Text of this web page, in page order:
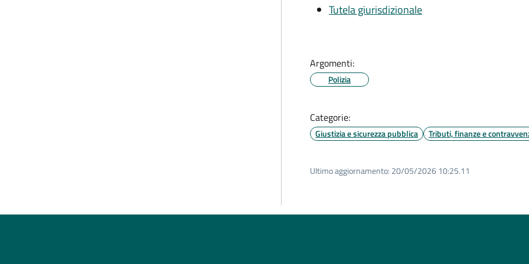
Tutela giurisdizionale
Argomenti:
Polizia
Categorie:
Giustizia e sicurezza pubblica Tributi, finanze e
Ultimo aggiornamento: 20/05/2026 10:25.11